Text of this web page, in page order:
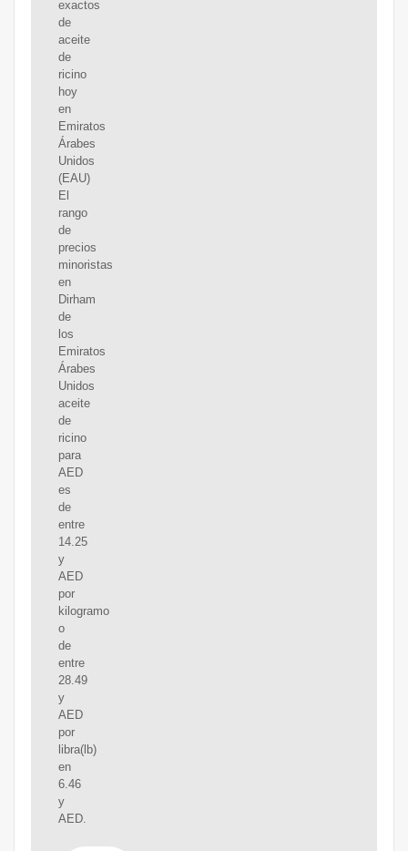
exactos
de
aceite
de
ricino
hoy
en
Emiratos
Árabes
Unidos
(EAU)
El
rango
de
precios
minoristas
en
Dirham
de
los
Emiratos
Árabes
Unidos
aceite
de
ricino
para
AED
es
de
entre
14.25
y
AED
por
kilogramo
o
de
entre
28.49
y
AED
por
libra(lb)
en
6.46
y
AED.